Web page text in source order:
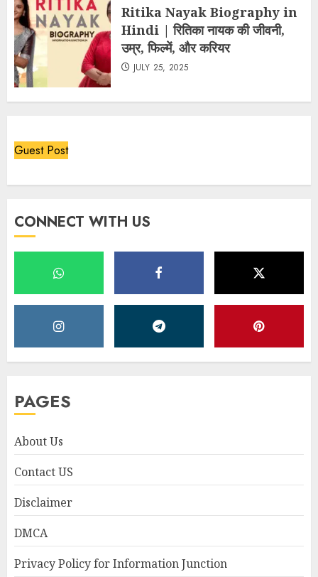
Ritika Nayak Biography in
Hindi | रितिका नायक की जीवनी,
उम्र, फिल्में, और करियर
JULY 25, 2025
Guest Post
CONNECT WITH US
PAGES
About Us
Contact US
Disclaimer
DMCA
Privacy Policy for Information Junction